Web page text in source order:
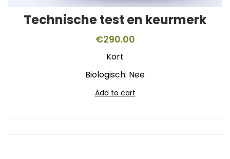
Technische test en keurmerk
€290.00
Kort
Biologisch: Nee
Add to cart